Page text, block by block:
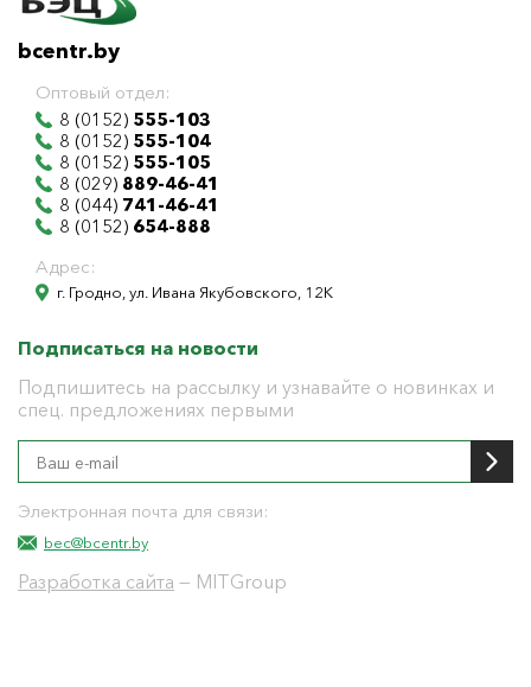
bcentr.by
Оптовый отдел:
8 (0152) 555-103
8 (0152) 555-104
8 (0152) 555-105
8 (029) 889-46-41
8 (044) 741-46-41
8 (0152) 654-888
Адрес:
г. Гродно, ул. Ивана Якубовского, 12К
Подписаться на новости
Подпишитесь на рассылку и узнавайте о новинках и
спец. предложениях первыми
Электронная почта для связи:
bec@bcentr.by
Разработка сайта — MITGroup